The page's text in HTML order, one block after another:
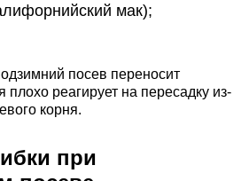
мак);
посев переносит
реагирует на пересадку из-
корня.
при